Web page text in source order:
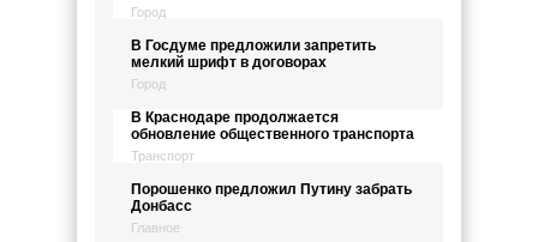
Город
В Госдуме предложили запретить
мелкий шрифт в договорах
Город
В Краснодаре продолжается
обновление общественного транспорта
Транспорт
Порошенко предложил Путину забрать
Донбасс
Главное